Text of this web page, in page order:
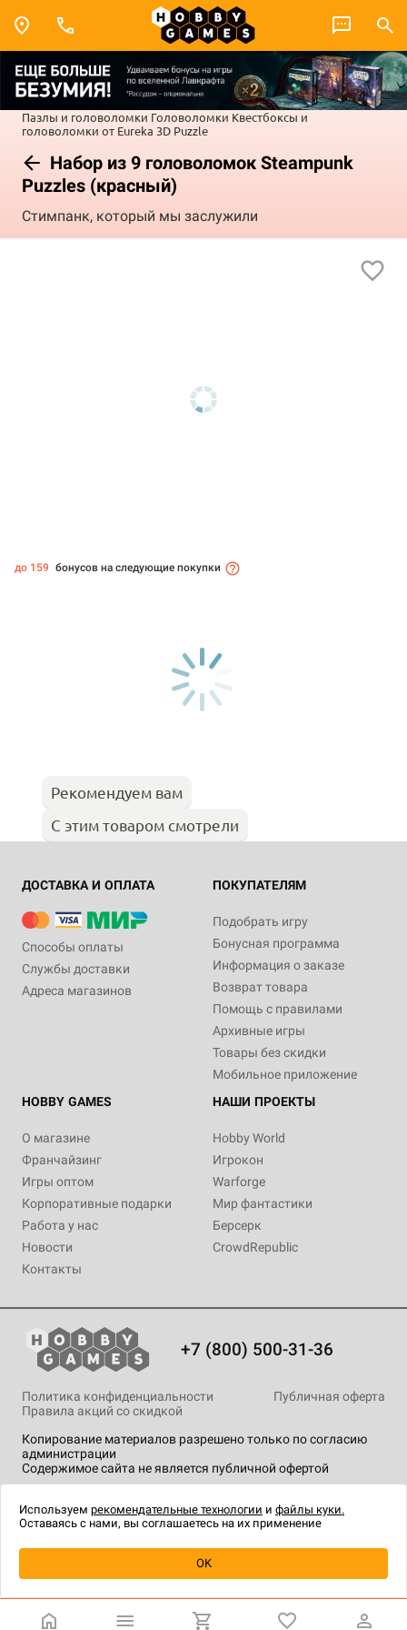
Пазлы и головоломки Головоломки Квестбоксы и
головоломки от Eureka 3D Puzzle
Набор из 9 головоломок Steampunk
Puzzles (красный)
Стимпанк, который мы заслужили
Купить| 1 590 ₽
до 159 бонусов на следующие покупки
Рекомендуем вам
С этим товаром смотрели
ДОСТАВКА И ОПЛАТА
Способы оплаты
Службы доставки
Адреса магазинов
ПОКУПАТЕЛЯМ
Подобрать игру
Бонусная программа
Информация о заказе
Возврат товара
Помощь с правилами
Архивные игры
Товары без скидки
Мобильное приложение
HOBBY GAMES
О магазине
Франчайзинг
Игры оптом
Корпоративные подарки
Работа у нас
Новости
Контакты
НАШИ ПРОЕКТЫ
Hobby World
Игрокон
Warforge
Мир фантастики
Берсерк
CrowdRepublic
+7 (800) 500-31-36
Копирование материалов разрешено только по согласию
администрации
Содержимое сайта не является публичной офертой
Политика конфиденциальности
Публичная оферта
Правила акций со скидкой
технологии.
Используем рекомендательные технологии и файлы куки.
Оставаясь с нами, вы соглашаетесь на их применение
OK